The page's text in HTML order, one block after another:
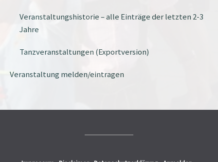
Veranstaltungshistorie – alle Einträge der letzten 2-3
Jahre
Tanzveranstaltungen (Exportversion)
Veranstaltung melden/eintragen